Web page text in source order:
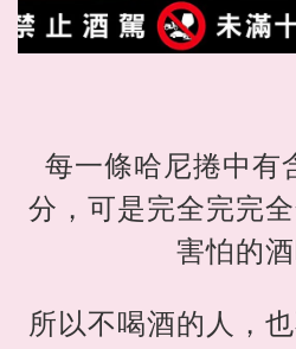
每一條哈尼捲中有
分，可是完全完完
害怕的酒
所以不喝酒的人，